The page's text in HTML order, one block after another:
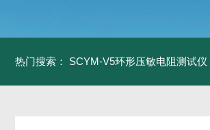
热门搜索： SCYM-V5环形压敏电阻测试仪